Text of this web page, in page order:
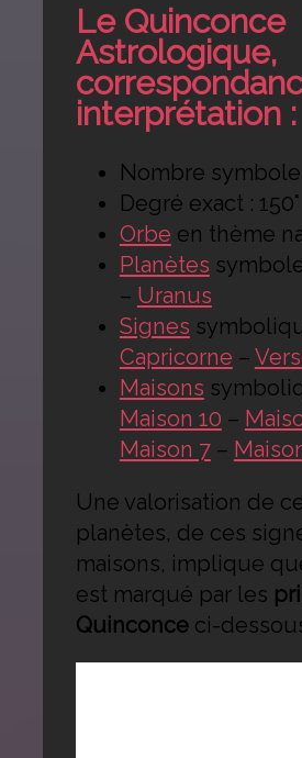
Le Quinconce
Astrologique,
interprétation :
Nombre symbole
Degré exact : 150°
Orbe en thème
Planètes
– Uranus
Signes
Capricorne –
Maisons
Maison 10 –
Maison 7–
Une valorisation de
planètes, de ces
maisons, implique
est marqué par les
Quinconceci-